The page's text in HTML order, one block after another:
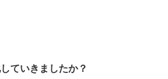
ていきましたか？